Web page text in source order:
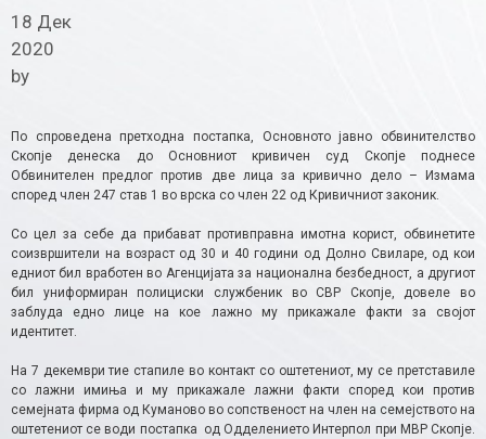
18 Дек
2020
by
По спроведена претходна постапка, Основното јавно обвинителство
Скопје денеска до Основниот кривичен суд Скопје поднесе
Обвинителен предлог против две лица за кривично дело – Измама
според член 247 став 1 во врска со член 22 од Кривичниот законик.
Со цел за себе да прибават противправна имотна корист, обвинетите
соизвршители на возраст од 30 и 40 години од Долно Свиларе, од кои
едниот бил вработен во Агенцијата за национална безбедност, а другиот
бил униформиран полициски службеник во СВР Скопје, довеле во
заблуда едно лице на кое лажно му прикажале факти за својот
идентитет.
На 7 декември тие стапиле во контакт со оштетениот, му се претставиле
со лажни имиња и му прикажале лажни факти според кои против
семејната фирма од Куманово во сопственост на член на семејството на
оштетениот се води постапка од Одделението Интерпол при МВР Скопје.